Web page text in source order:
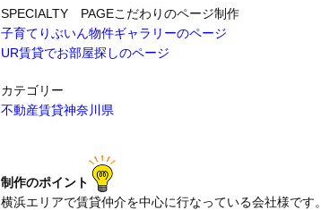
SPECIALTY PAGEこだわりのページ制作
子育てりぶいん物件ギャラリーのページ
UR賃貸でお部屋探しのページ
カテゴリー
不動産賃貸神奈川県
制作のポイント
横浜エリアで賃貸仲介を中心に行なっている会社様です。